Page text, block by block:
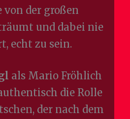
von der großen
und dabei nie
echt zu sein.
als Mario Fröhlich
die Rolle
der nach dem